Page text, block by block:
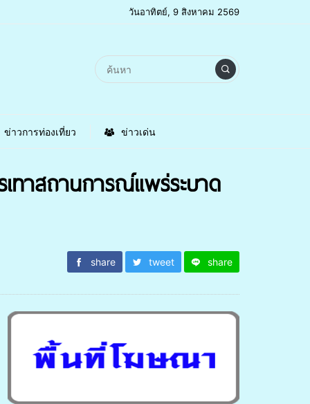
วันอาทิตย์, 9 สิงหาคม 2569
ข่าวการท่องเที่ยว ข่าวเด่น
ทาสถานการณ์แพร่ระบาด
share tweet share